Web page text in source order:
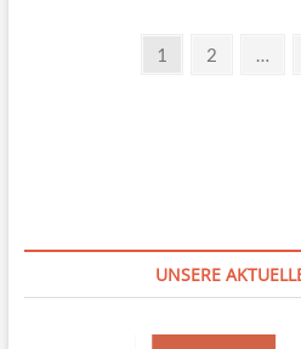
Page
1 Page
2 …
UNSERE